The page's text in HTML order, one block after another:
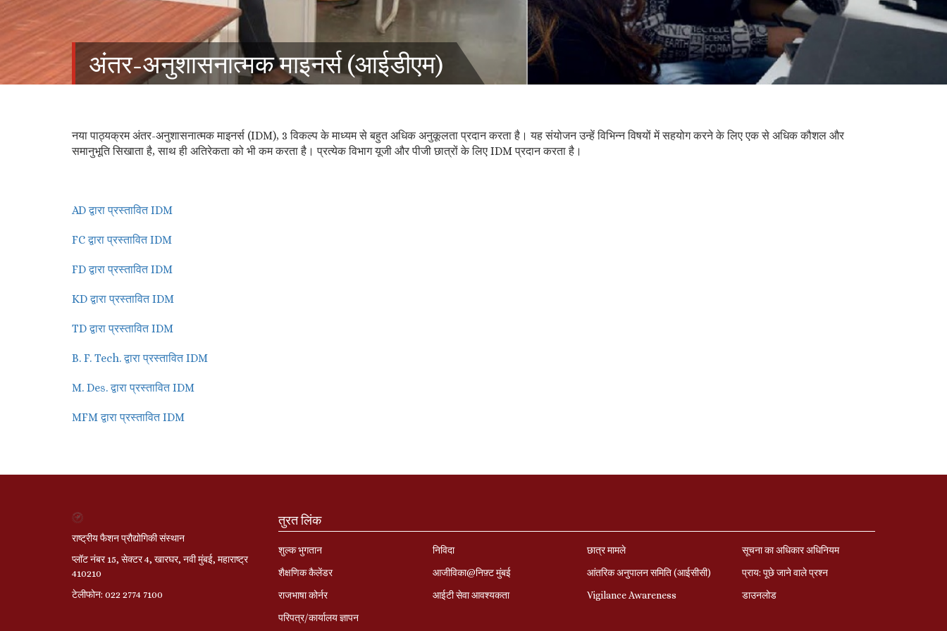
अंतर-अनुशासनात्मक माइनर्स (आईडीएम)
नया पाठ्यक्रम अंतर-अनुशासनात्मक माइनर्स (IDM), 3 विकल्प के माध्यम से बहुत अधिक अनुकूलता प्रदान करता है। यह संयोजन उन्हें विभिन्न विषयों में सहयोग करने के लिए एक से अधिक कौशल और
समानुभूति सिखाता है, साथ ही अतिरेकता को भी कम करता है। प्रत्येक विभाग यूजी और पीजी छात्रों के लिए IDM प्रदान करता है।
AD द्वारा प्रस्तावित IDM
FC द्वारा प्रस्तावित IDM
FD द्वारा प्रस्तावित IDM
KD द्वारा प्रस्तावित IDM
TD द्वारा प्रस्तावित IDM
B. F. Tech. द्वारा प्रस्तावित IDM
M. Des. द्वारा प्रस्तावित IDM
MFM द्वारा प्रस्तावित IDM
राष्ट्रीय फैशन प्रौद्योगिकी संस्थान
प्लॉट नंबर 15, सेक्टर 4, खारघर, नवी मुंबई, महाराष्ट्र
410210
टेलीफोन: 022 2774 7100
तुरत लिंक
शुल्क भुगतान
शैक्षणिक कैलेंडर
राजभाषा कोर्नर
परिपत्र/कार्यालय ज्ञापन
निविदा
आजीविका@निफ़्ट मुंबई
आईटी सेवा आवश्यकता
छात्र मामले
आंतरिक अनुपालन समिति (आईसीसी)
Vigilance Awareness
सूचना का अधिकार अधिनियम
प्राय: पूछे जाने वाले प्रश्‍न
डाउनलोड